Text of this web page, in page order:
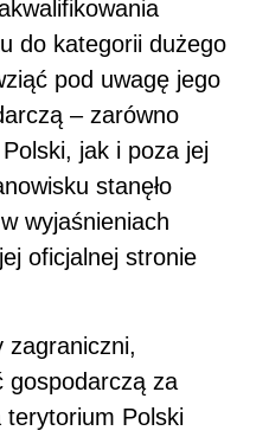
do kategorii dużego
pod uwagę jego
– zarówno
jak i poza jej
stanęło
wyjaśnieniach
oficjalnej stronie
zagraniczni,
gospodarczą za
terytorium Polski